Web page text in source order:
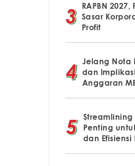
RAPBN
Sasar
Profit
Jelang Nota
dan
Anggaran
Streamlining
Penting
dan Efisiensi